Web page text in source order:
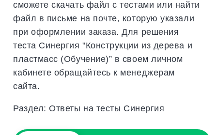
сможете скачать файл с тестами или найти
файл в письме на почте, которую указали
при оформлении заказа. Для решения
теста Синергия "Конструкции из дерева и
пластмасс (Обучение)” в своем личном
кабинете обращайтесь к менеджерам
сайта.
Раздел: Ответы на тесты Синергия